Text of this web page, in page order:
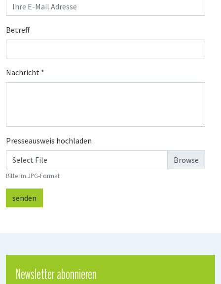
Betreff
Nachricht *
Presseausweis hochladen
Select File
Bitte im JPG-Format
senden
Newsletter abonnieren